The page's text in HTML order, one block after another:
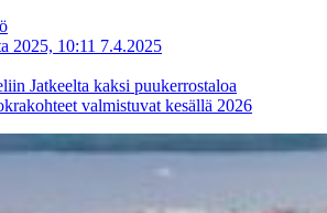
2025, 10:11 7.4.2025
Jatkeelta kaksi puukerrostaloa
valmistuvat kesällä 2026